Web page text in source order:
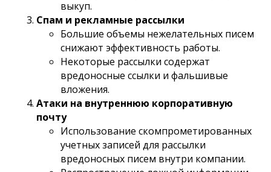
выкуп.
Спам и рекламные рассылки
Большие объемы нежелательных писем
снижают эффективность работы.
Некоторые рассылки содержат
вредоносные ссылки и фальшивые
вложения.
Атаки на внутреннюю корпоративную
почту
Использование скомпрометированных
учетных записей для рассылки
вредоносных писем внутри компании.